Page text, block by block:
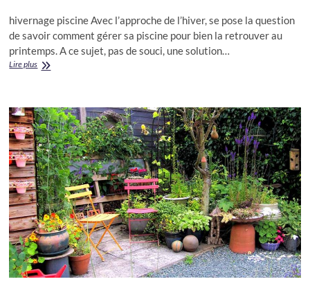
hivernage piscine Avec l’approche de l’hiver, se pose la question
de savoir comment gérer sa piscine pour bien la retrouver au
printemps. A ce sujet, pas de souci, une solution…
Lire plusProtégez
à
l’hivernage
!